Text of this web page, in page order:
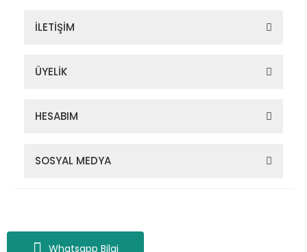
Whatsapp Bilgi
İLETİŞİM
ÜYELİK
HESABIM
SOSYAL MEDYA